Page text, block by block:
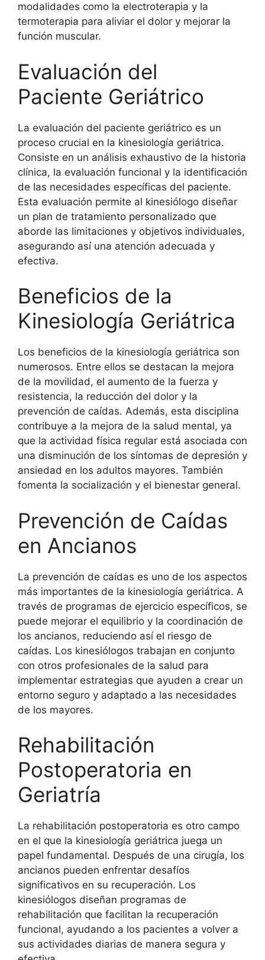
modalidades como la electroterapia y la
termoterapia para aliviar el dolor y mejorar la
función muscular.
Evaluación del
Paciente Geriátrico
La evaluación del paciente geriátrico es un
proceso crucial en la kinesiología geriátrica.
Consiste en un análisis exhaustivo de la historia
clínica, la evaluación funcional y la identificación
de las necesidades específicas del paciente.
Esta evaluación permite al kinesiólogo diseñar
un plan de tratamiento personalizado que
aborde las limitaciones y objetivos individuales,
asegurando así una atención adecuada y
efectiva.
Beneficios de la
Kinesiología Geriátrica
Los beneficios de la kinesiología geriátrica son
numerosos. Entre ellos se destacan la mejora
de la movilidad, el aumento de la fuerza y
resistencia, la reducción del dolor y la
prevención de caídas. Además, esta disciplina
contribuye a la mejora de la salud mental, ya
que la actividad física regular está asociada con
una disminución de los síntomas de depresión y
ansiedad en los adultos mayores. También
fomenta la socialización y el bienestar general.
Prevención de Caídas
en Ancianos
La prevención de caídas es uno de los aspectos
más importantes de la kinesiología geriátrica. A
través de programas de ejercicio específicos, se
puede mejorar el equilibrio y la coordinación de
los ancianos, reduciendo así el riesgo de
caídas. Los kinesiólogos trabajan en conjunto
con otros profesionales de la salud para
implementar estrategias que ayuden a crear un
entorno seguro y adaptado a las necesidades
de los mayores.
Rehabilitación
Postoperatoria en
Geriatría
La rehabilitación postoperatoria es otro campo
en el que la kinesiología geriátrica juega un
papel fundamental. Después de una cirugía, los
ancianos pueden enfrentar desafíos
significativos en su recuperación. Los
kinesiólogos diseñan programas de
rehabilitación que facilitan la recuperación
funcional, ayudando a los pacientes a volver a
sus actividades diarias de manera segura y